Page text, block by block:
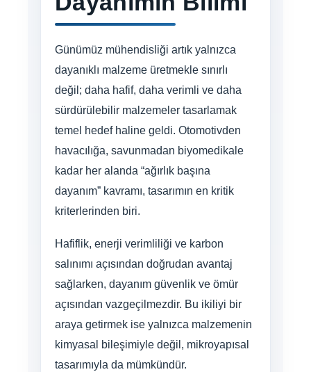
Günümüz mühendisliği artık yalnızca
dayanıklı malzeme üretmekle sınırlı
değil; daha hafif, daha verimli ve daha
sürdürülebilir malzemeler tasarlamak
temel hedef haline geldi. Otomotivden
havacılığa, savunmadan biyomedikale
kadar her alanda “ağırlık başına
dayanım” kavramı, tasarımın en kritik
kriterlerinden biri.
Hafiflik, enerji verimliliği ve karbon
salınımı açısından doğrudan avantaj
sağlarken, dayanım güvenlik ve ömür
açısından vazgeçilmezdir. Bu ikiliyi bir
araya getirmek ise yalnızca malzemenin
kimyasal bileşimiyle değil, mikroyapısal
tasarımıyla da mümkündür.